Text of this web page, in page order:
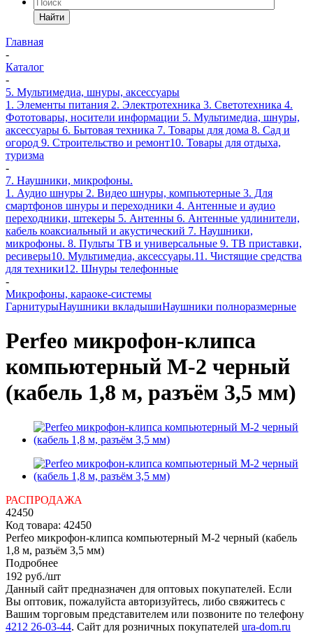
Найти
Главная
-
Каталог
-
5. Мультимедиа, шнуры, аксессуары
1. Элементы питания 2. Электротехника 3. Светотехника 4.
Фототовары, носители информации 5. Мультимедиа, шнуры,
аксессуары 6. Бытовая техника 7. Товары для дома 8. Сад и
огород 9. Строительство и ремонт10. Товары для отдыха,
туризма
-
7. Наушники, микрофоны.
1. Аудио шнуры 2. Видео шнуры, компьютерные 3. Для
смартфонов шнуры и переходники 4. Антенные и аудио
переходники, штекеры 5. Антенны 6. Антенные удлинители,
кабель коаксиальный и акустический 7. Наушники,
микрофоны. 8. Пульты ТВ и универсальные 9. ТВ приставки,
ресиверы10. Мультимедиа, аксессуары.11. Чистящие средства
для техники12. Шнуры телефонные
-
Микрофоны, караоке-системы
ГарнитурыНаушники вкладышиНаушники полноразмерные
Perfeo микрофон-клипса
компьютерный M-2 черный
(кабель 1,8 м, разъём 3,5 мм)
РАСПРОДАЖА
42450
Код товара: 42450
Perfeo микрофон-клипса компьютерный M-2 черный (кабель
1,8 м, разъём 3,5 мм)
Подробнее
192 руб./шт
Данный сайт предназначен для оптовых покупателей. Если
Вы оптовик, пожалуйста авторизуйтесь, либо свяжитесь с
Вашим торговым представителем или позвоните по телефону
4212 26-03-44. Сайт для розничных покупателей ura-dom.ru